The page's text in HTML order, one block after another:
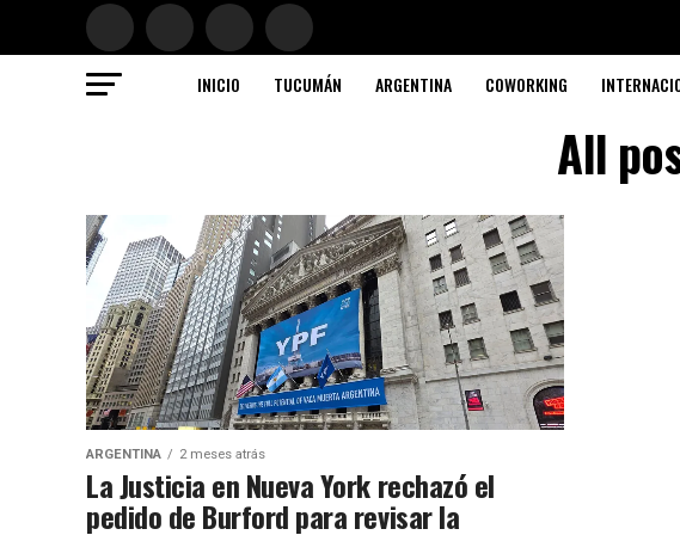
INICIO TUCUMÁN ARGENTINA COWORKING
All
ARGENTINA 2 meses atrás
La Justicia en Nueva York rechazó el
pedido de Burford para revisar la